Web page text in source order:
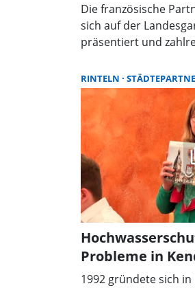
Die französische
sich auf der
präsentiert und
Bürgermeisterin
Stadtdirektor Mike
offiziell eingeladen,
vorzustellen. Jetzt
Einladung zum
der selbsternannten
vorzustellen.
RINTELN
Probleme in
1992 gründete sich